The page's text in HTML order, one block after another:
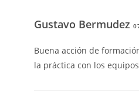
Gustavo Bermudez
Buena acción de
la práctica con los